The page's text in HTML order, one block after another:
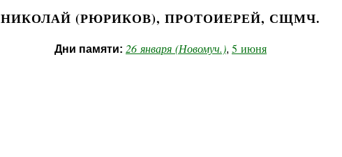
НИКОЛАЙ (РЮРИКОВ), ПРОТОИЕРЕЙ, СЩМЧ.
Дни памяти: 26 января (Новомуч.), 5 июня